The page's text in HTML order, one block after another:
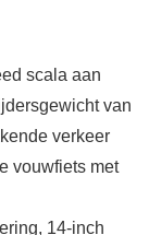
scala aan
van
verkeer
vouwfiets met
14-inch